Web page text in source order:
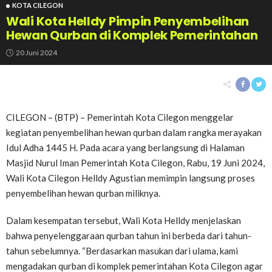
KOTA CILEGON
Wali Kota Helldy Pimpin Penyembelihan
Hewan Qurban di Komplek Pemerintahan
20 Juni 2024
CILEGON – (BTP) – Pemerintah Kota Cilegon menggelar
kegiatan penyembelihan hewan qurban dalam rangka merayakan
Idul Adha 1445 H. Pada acara yang berlangsung di Halaman
Masjid Nurul Iman Pemerintah Kota Cilegon, Rabu, 19 Juni 2024,
Wali Kota Cilegon Helldy Agustian memimpin langsung proses
penyembelihan hewan qurban miliknya.
Dalam kesempatan tersebut, Wali Kota Helldy menjelaskan
bahwa penyelenggaraan qurban tahun ini berbeda dari tahun-
tahun sebelumnya. “Berdasarkan masukan dari ulama, kami
mengadakan qurban di komplek pemerintahan Kota Cilegon agar